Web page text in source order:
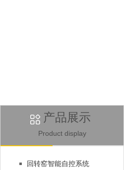
产品展示
Product display
回转窑智能自控系统